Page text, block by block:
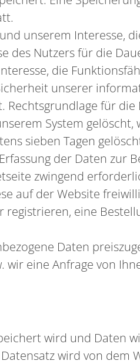
unserem Interesse,
des Nutzers für die
die
unserer
für die
System
sieben Tagen
der Daten zur
zwingend
auf der Website
eine
Daten
wir eine Anfrage von
wird und Daten
wird von dem